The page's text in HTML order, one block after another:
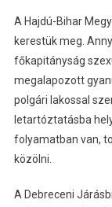
A Hajdú-Bihar
kerestük meg.
főkapitányság
megalapozott
polgári lakossal
letartóztatásba
folyamatban van,
közölni.
A Debreceni